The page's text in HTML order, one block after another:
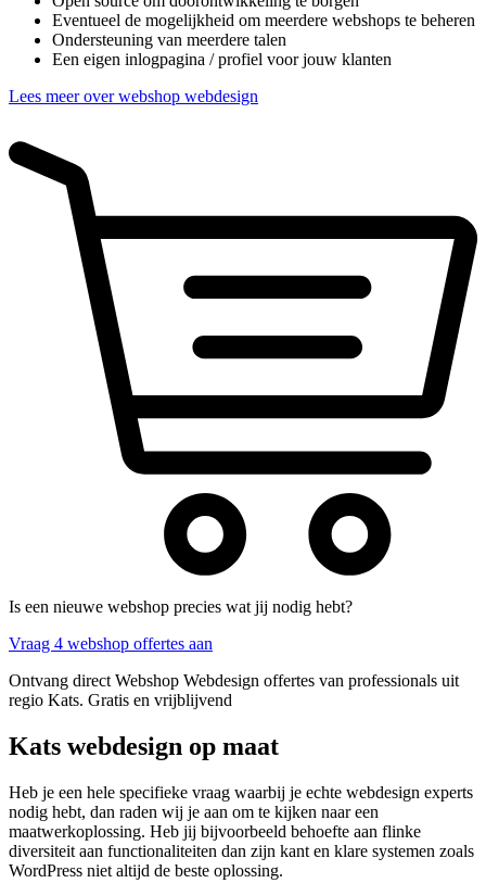
Eventueel de mogelijkheid om meerdere webshops te beheren
Ondersteuning van meerdere talen
Een eigen inlogpagina / profiel voor jouw klanten
Lees meer over webshop webdesign
Is een nieuwe webshop precies wat jij nodig hebt?
Vraag 4 webshop offertes aan
Ontvang direct Webshop Webdesign offertes van professionals uit
regio Kats. Gratis en vrijblijvend
Kats webdesign op maat
Heb je een hele specifieke vraag waarbij je echte webdesign experts
nodig hebt, dan raden wij je aan om te kijken naar een
maatwerkoplossing. Heb jij bijvoorbeeld behoefte aan flinke
diversiteit aan functionaliteiten dan zijn kant en klare systemen zoals
WordPress niet altijd de beste oplossing.